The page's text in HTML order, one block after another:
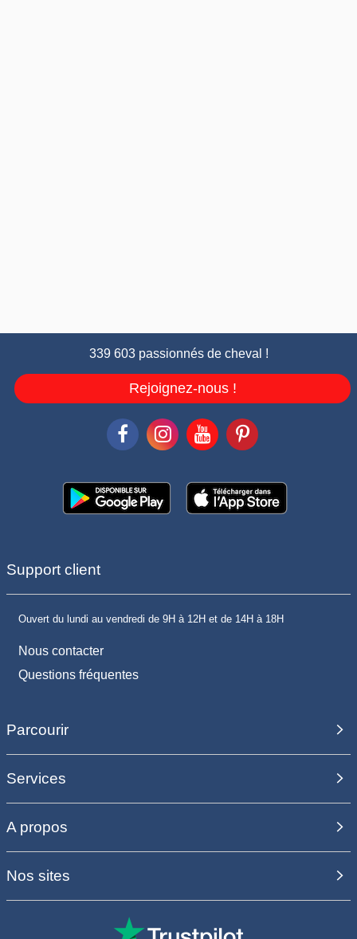
339 603 passionnés de cheval !
Rejoignez-nous !
Support client
Ouvert du lundi au vendredi de 9H à 12H et de 14H à 18H
Nous contacter
Questions fréquentes
Parcourir
Services
A propos
Nos sites